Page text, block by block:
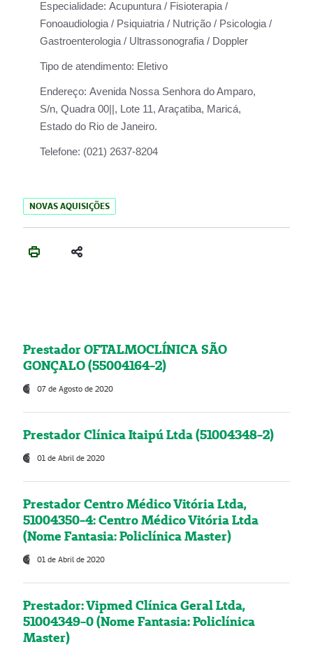
Especialidade: Acupuntura / Fisioterapia /
Fonoaudiologia / Psiquiatria / Nutrição / Psicologia /
Gastroenterologia / Ultrassonografia / Doppler
Tipo de atendimento: Eletivo
Endereço: Avenida Nossa Senhora do Amparo,
S/n, Quadra 00||, Lote 11, Araçatiba, Maricá,
Estado do Rio de Janeiro.
Telefone: (021) 2637-8204
NOVAS AQUISIÇÕES
Prestador OFTALMOCLÍNICA SÃO
GONÇALO (55004164-2)
07 de Agosto de 2020
Prestador Clínica Itaipú Ltda (51004348-2)
01 de Abril de 2020
Prestador Centro Médico Vitória Ltda,
51004350-4: Centro Médico Vitória Ltda
(Nome Fantasia: Policlínica Master)
01 de Abril de 2020
Prestador: Vipmed Clínica Geral Ltda,
51004349-0 (Nome Fantasia: Policlínica
Master)